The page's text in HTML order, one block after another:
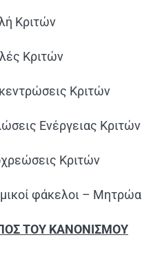
Κριτών
Κριτών
Κριτών
Ενέργειας Κριτών
Κριτών
φάκελοι – Μητρώα
ΤΟΥ ΚΑΝΟΝΙΣΜΟΥ